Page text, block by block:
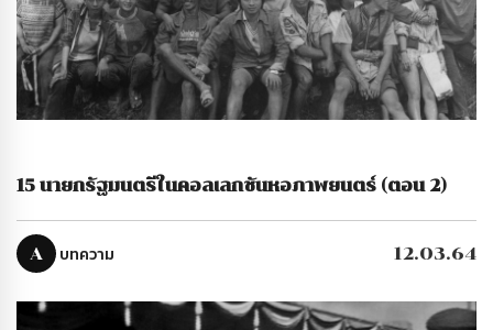
15 นายกรัฐมนตรีในคอลเลกชันหอภาพยนตร์ (ตอน 2)
A บทความ 12.03.64